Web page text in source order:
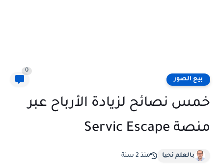
بيع الصور
0
خمس نصائح لزيادة الأرباح عبر
منصة Servic Escape
بالعلم نحيا منذ 2 سنة